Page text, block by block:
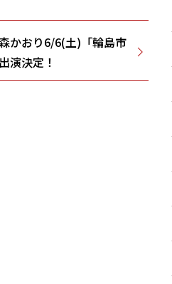
かおり6/6(土)「輪島市
演決定！